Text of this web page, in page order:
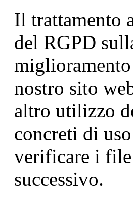
Il trattamento
del RGPD
nostro sito
altro utilizzo
concreti di
verificare i
successivo.